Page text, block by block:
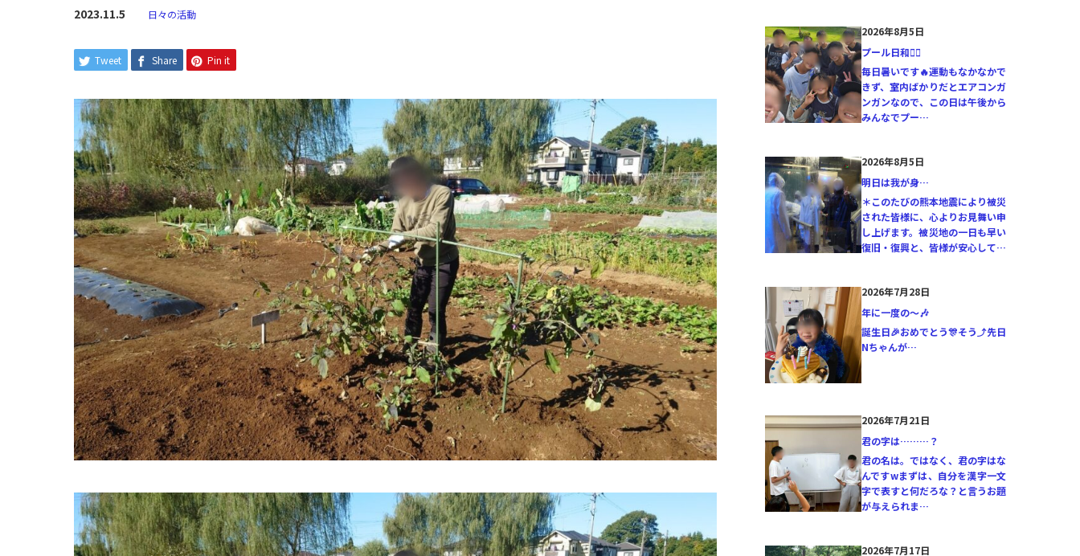
2023.11.5 日々の活動
Tweet Share Pin it
2026年8月5日
プール日和🏊‍♂️
毎日暑いです🔥運動もなかなかで
きず、室内ばかりだとエアコンガ
ンガンなので、この日は午後から
みんなでプー…
2026年8月5日
明日は我が身…
＊このたびの熊本地震により被災
された皆様に、心よりお見舞い申
し上げます。被災地の一日も早い
復旧・復興と、皆様が安心して…
2026年7月28日
年に一度の〜🎶
誕生日🎉おめでとう🎊そう⤴️先日
Nちゃんが…
2026年7月21日
君の字は………？
君の名は。ではなく、君の字はな
んですwまずは、自分を漢字一文
字で表すと何だろな？と言うお題
が与えられま…
2026年7月17日